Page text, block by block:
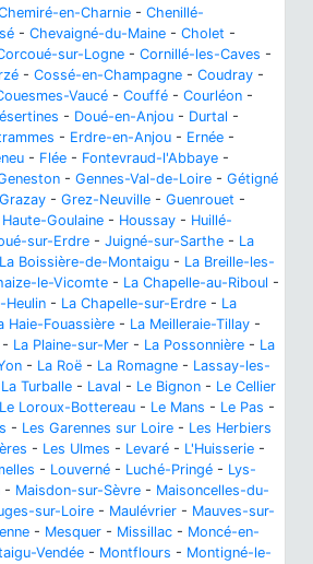
en-Charnie - Chenillé-
- Chevaigné-du-Maine - Cholet -
sur-Logne - Cornillé-les-Caves -
- Cossé-en-Champagne - Coudray -
Vaucé - Couffé - Courléon -
- Doué-en-Anjou - Durtal -
- Erdre-en-Anjou - Ernée -
- Flée - Fontevraud-l'Abbaye -
- Gennes-Val-de-Loire - Gétigné
Grazay - Grez-Neuville - Guenrouet -
Haute-Goulaine - Houssay - Huillé-
sur-Erdre - Juigné-sur-Sarthe - La
La Boissière-de-Montaigu - La Breille-les-
le-Vicomte - La Chapelle-au-Riboul -
Heulin - La Chapelle-sur-Erdre - La
Haie-Fouassière - La Meilleraie-Tillay -
- La Plaine-sur-Mer - La Possonnière - La
- La Roë - La Romagne - Lassay-les-
La Turballe - Laval - Le Bignon - Le Cellier
Le Loroux-Bottereau - Le Mans - Le Pas -
- Les Garennes sur Loire - Les Herbiers
- Les Ulmes - Levaré - L'Huisserie -
- Louverné - Luché-Pringé - Lys-
- Maisdon-sur-Sèvre - Maisoncelles-du-
sur-Loire - Maulévrier - Mauves-sur-
- Mesquer - Missillac - Moncé-en-
Vendée - Montflours - Montigné-le-